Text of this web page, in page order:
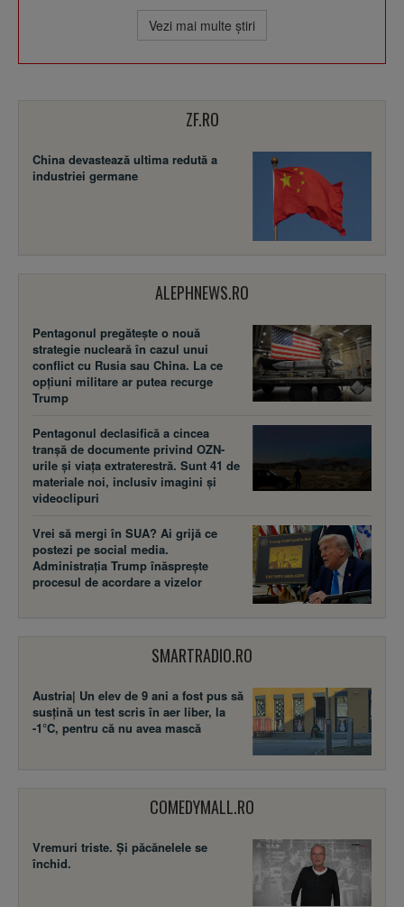
Vezi mai multe ştiri
ZF.RO
China devastează ultima redută a
industriei germane
ALEPHNEWS.RO
Pentagonul pregătește o nouă
strategie nucleară în cazul unui
conflict cu Rusia sau China. La ce
opțiuni militare ar putea recurge
Trump
Pentagonul declasifică a cincea
tranșă de documente privind OZN-
urile și viața extraterestră. Sunt 41 de
materiale noi, inclusiv imagini și
videoclipuri
Vrei să mergi în SUA? Ai grijă ce
postezi pe social media.
Administrația Trump înăsprește
procesul de acordare a vizelor
SMARTRADIO.RO
Austria| Un elev de 9 ani a fost pus să
susţină un test scris în aer liber, la
-1°C, pentru că nu avea mască
COMEDYMALL.RO
Vremuri triste. Şi păcănelele se
închid.